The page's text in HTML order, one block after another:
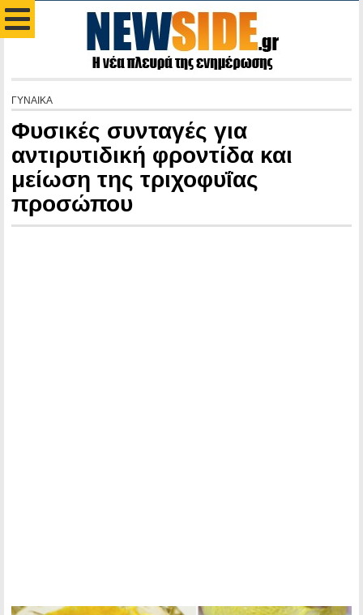
ΓΥΝΑΙΚΑ
Φυσικές συνταγές για
αντιρυτιδική φροντίδα και
μείωση της τριχοφυΐας
προσώπου